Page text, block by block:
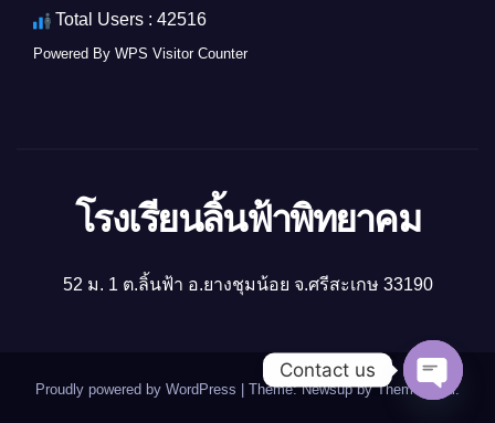
Total Users : 42516
Powered By WPS Visitor Counter
โรงเรียนลิ้นฟ้าพิทยาคม
52 ม. 1 ต.ลิ้นฟ้า อ.ยางชุมน้อย จ.ศรีสะเกษ 33190
Proudly powered by WordPress | Theme: Newsup byThemeansar.
Contact us